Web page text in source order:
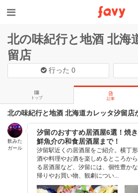
北の味紀行と地酒 北海
留店
行った0
トップ 記事
北の味紀行と地酒 北海道カレッタ汐留店
飲みた
ガール
汐留のおすすめ居酒屋6選！焼
鮮魚介の和食居酒屋まで！
汐留駅近くの居酒屋をご紹介。横丁
酒や料理やお酒を楽しめるところか
る居酒屋など、汐留には、個性豊か
帰りやお買い物、観劇につい...